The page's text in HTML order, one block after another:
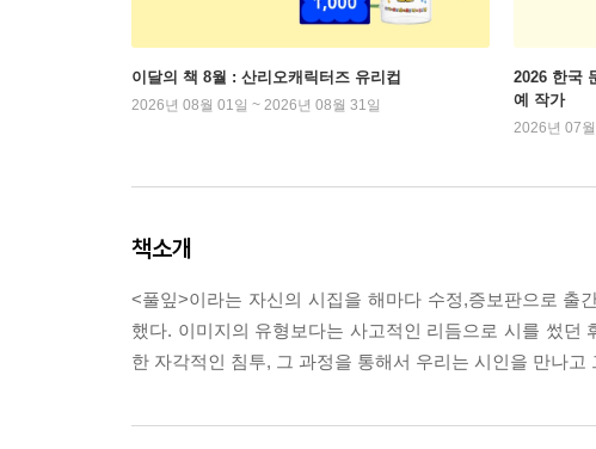
이달의 책 8월 : 산리오캐릭터즈 유리컵
2026년 08월 01일 ~ 2026년 08월 31일
2026 한국
예 작가
2026년 07
책소개
<풀잎>이라는 자신의 시집을 해마다 수정,증보판으로
했다. 이미지의 유형보다는 사고적인 리듬으로 시를 썼
한 자각적인 침투, 그 과정을 통해서 우리는 시인을 만나